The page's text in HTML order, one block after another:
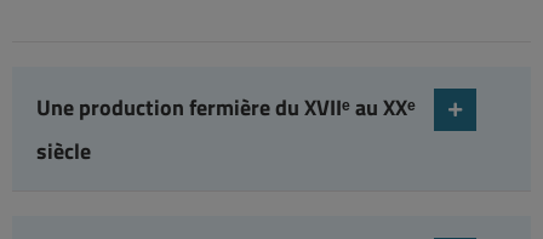
Une production fermière du XVIIᵉ au XXᵉ
siècle